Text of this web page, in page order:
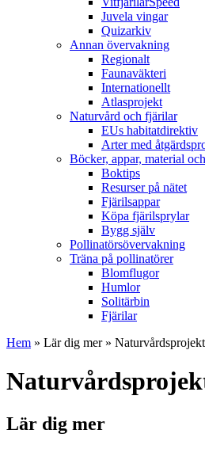
Juvela vingar
Quizarkiv
Annan övervakning
Regionalt
Faunaväkteri
Internationellt
Atlasprojekt
Naturvård och fjärilar
EUs habitatdirektiv
Arter med
Böcker, appar, material
Boktips
Resurser på nätet
Fjärilsappar
Köpa fjärilsprylar
Bygg själv
Pollinatörsövervakning
Träna på pollinatörer
Blomflugor
Humlor
Solitärbin
Fjärilar
Hem » Lär dig mer» Naturvårdsprojekt
Lär dig mer